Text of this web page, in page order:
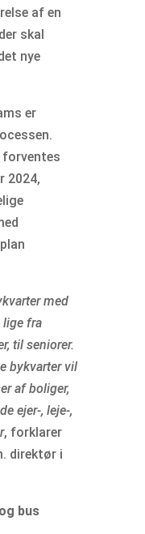
af en
skal
nye
er
forventes
2024,
med
fra
til seniorer.
bykvarter vil
af boliger,
ejer-, leje-,
, forklarer
direktør i
bus